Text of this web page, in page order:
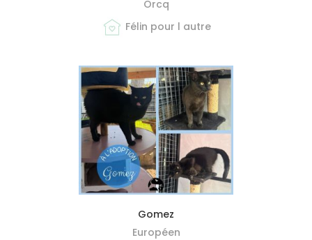
Orcq
Félin pour l autre
MIEUX ME CONNAÎTRE
Gomez
Européen